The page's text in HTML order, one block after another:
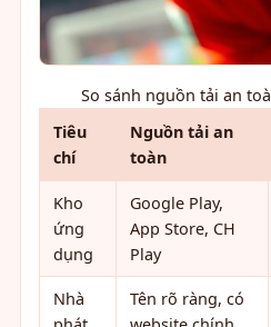
So sánh nguồn tải an
Tiêu
chí
Nguồn tải an
toàn
Kho
ứng
dụng
Google Play,
App Store, CH
Play
Nhà
Tên rõ ràng, có